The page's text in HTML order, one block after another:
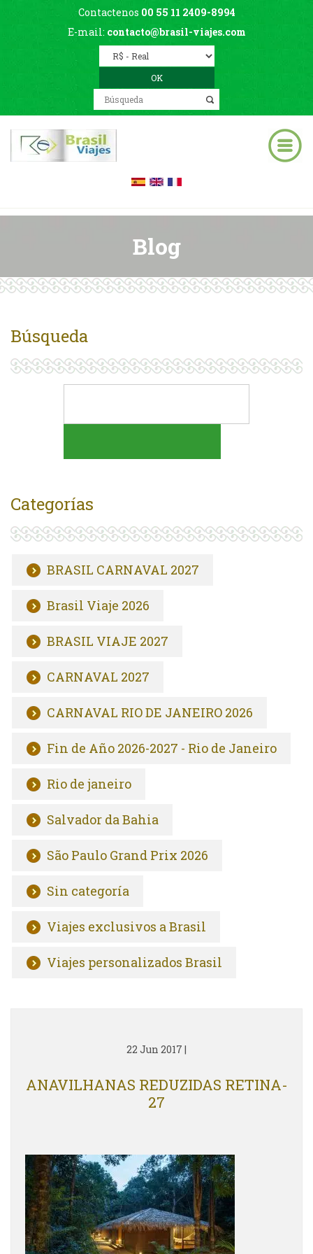
Contactenos 00 55 11 2409-8994
E-mail: contacto@brasil-viajes.com
Blog
Búsqueda
Categorías
BRASIL CARNAVAL 2027
Brasil Viaje 2026
BRASIL VIAJE 2027
CARNAVAL 2027
CARNAVAL RIO DE JANEIRO 2026
Fin de Año 2026-2027 - Rio de Janeiro
Rio de janeiro
Salvador da Bahia
São Paulo Grand Prix 2026
Sin categoría
Viajes exclusivos a Brasil
Viajes personalizados Brasil
22 Jun 2017 |
ANAVILHANAS REDUZIDAS RETINA-
27